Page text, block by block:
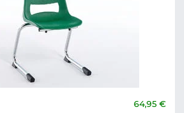
64,95 €